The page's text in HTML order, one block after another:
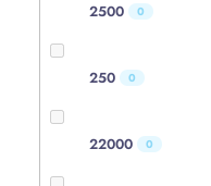
2500 0
250 0
22000 0